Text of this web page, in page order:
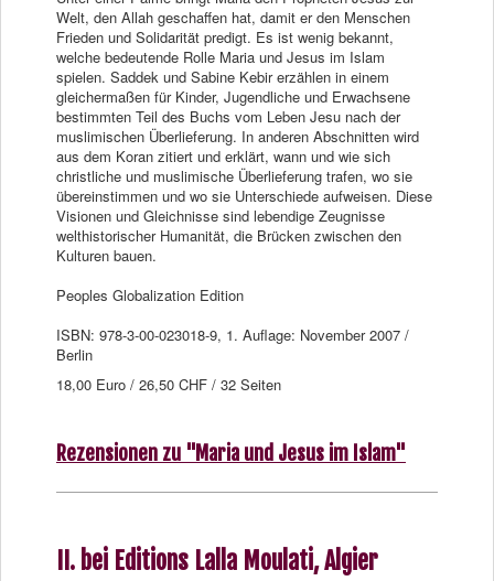
Welt, den Allah geschaffen hat, damit er den Menschen
Frieden und Solidarität predigt. Es ist wenig bekannt,
welche bedeutende Rolle Maria und Jesus im Islam
spielen. Saddek und Sabine Kebir erzählen in einem
gleichermaßen für Kinder, Jugendliche und Erwachsene
bestimmten Teil des Buchs vom Leben Jesu nach der
muslimischen Überlieferung. In anderen Abschnitten wird
aus dem Koran zitiert und erklärt, wann und wie sich
christliche und muslimische Überlieferung trafen, wo sie
übereinstimmen und wo sie Unterschiede aufweisen. Diese
Visionen und Gleichnisse sind lebendige Zeugnisse
welthistorischer Humanität, die Brücken zwischen den
Kulturen bauen.
Peoples Globalization Edition
ISBN: 978-3-00-023018-9, 1. Auflage: November 2007 /
Berlin
18,00 Euro / 26,50 CHF / 32 Seiten
Rezensionen zu "Maria und Jesus im Islam"
II. bei Editions Lalla Moulati, Algier